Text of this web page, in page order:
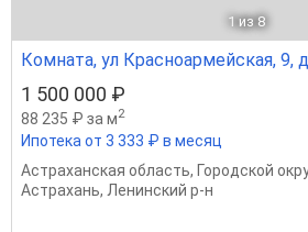
1 из 8
Комната, ул Красноармейская, 9,
1 500 000 ₽
88 235 ₽ за м2
Ипотека от 3 333 ₽ в месяц
Астраханская область, Городской
Астрахань, Ленинский р-н